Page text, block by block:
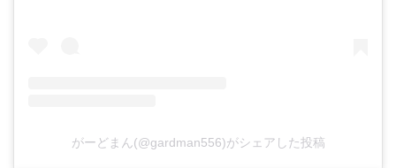
がーどまん(@gardman556)がシェアした投稿